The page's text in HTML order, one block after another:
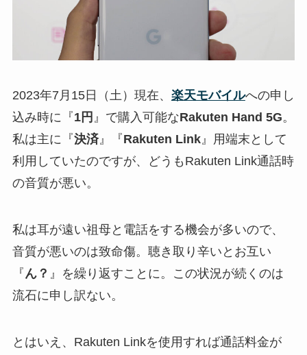
2023年7月15日（土）現在、 楽天モバイルへの申し
込み時に『1円 』で購入可能なRakuten Hand 5G。
私は主に『決済』『Rakuten Link』用端末として
利用していたのですが、どうもRakuten Link通話時
の音質が悪い。
私は耳が遠い祖母と電話をする機会が多いので、
音質が悪いのは致命傷。聴き取り辛いとお互い
『ん？ 』を繰り返すことに。この状況が続くのは
流石に申し訳ない。
とはいえ、Rakuten Linkを使用すれば通話料金が